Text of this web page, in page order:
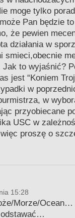
moge tylko
Pan będzie to
że pewien
działania w
smieci,obecnie
Jak to wyjaśnić?
jest “Koniem
w
w
przyobiecane
USC w
proszę o
15:28
Morze/